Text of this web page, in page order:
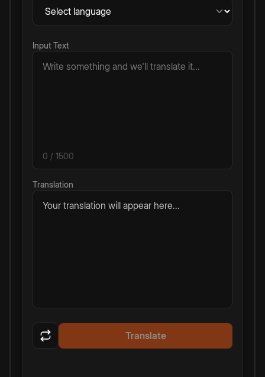
Input Text
0 / 1500
Translation
Your translation will appear here...
Translate